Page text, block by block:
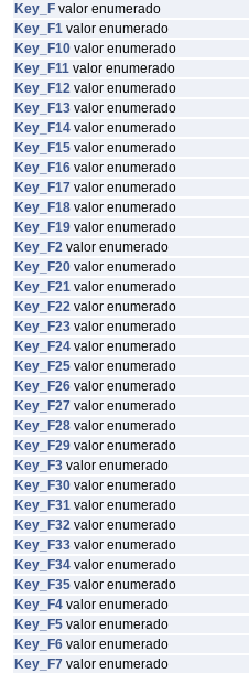
Key_F valor enumerado
Key_F1 valor enumerado
Key_F10 valor enumerado
Key_F11 valor enumerado
Key_F12 valor enumerado
Key_F13 valor enumerado
Key_F14 valor enumerado
Key_F15 valor enumerado
Key_F16 valor enumerado
Key_F17 valor enumerado
Key_F18 valor enumerado
Key_F19 valor enumerado
Key_F2 valor enumerado
Key_F20 valor enumerado
Key_F21 valor enumerado
Key_F22 valor enumerado
Key_F23 valor enumerado
Key_F24 valor enumerado
Key_F25 valor enumerado
Key_F26 valor enumerado
Key_F27 valor enumerado
Key_F28 valor enumerado
Key_F29 valor enumerado
Key_F3 valor enumerado
Key_F30 valor enumerado
Key_F31 valor enumerado
Key_F32 valor enumerado
Key_F33 valor enumerado
Key_F34 valor enumerado
Key_F35 valor enumerado
Key_F4 valor enumerado
Key_F5 valor enumerado
Key_F6 valor enumerado
Key_F7 valor enumerado